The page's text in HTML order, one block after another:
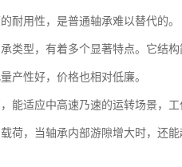
耐用性，是普通轴承难以替代的。
类型，有着多个显著特点。它结
产性好，价格也相对低廉。
能适应中高速乃速的运转场景，
荷，当轴承内部游隙增大时，还